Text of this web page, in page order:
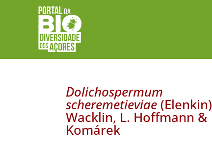
Dolichospermum
scheremetieviae (Elenkin)
Wacklin, L. Hoffmann &
Komárek